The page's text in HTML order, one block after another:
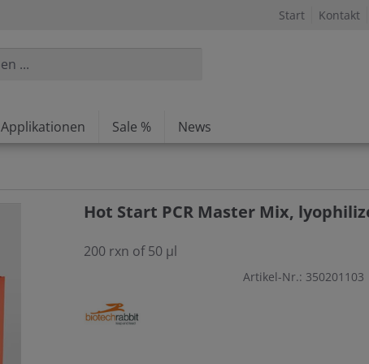
Start Kontakt
Applikationen Sale % News
Hot Start PCR Master Mix,
200 rxn of 50 µl
Artikel-Nr.: 350201103